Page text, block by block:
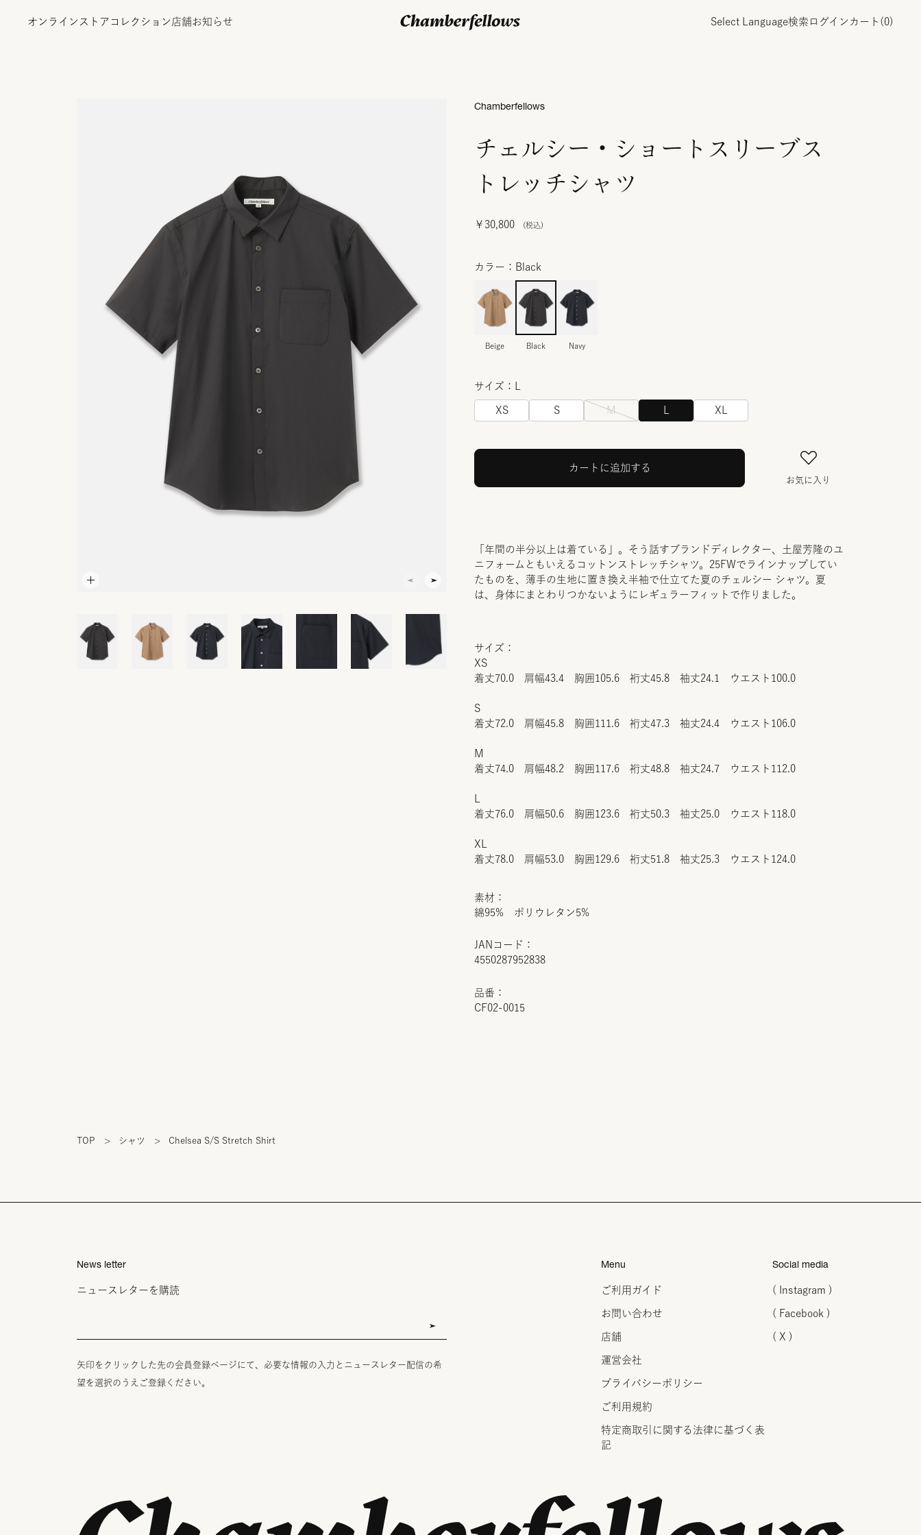
オンラインストア コレクション 店舗お知らせ Select Language検索 ログイン カート( 0)
チェルシー・ショートスリーブス
トレッチシャツ
￥30,800
JANコード：
4550287952838
品番：
CF02-0015
Chamberfellows
カラー：Black
Beige Black Navy
サイズ：L
XS S M XL
カートに追加する
お気に入り
「年間の半分以上は着ている」。そう話すブランドディレクター、土屋芳隆のユ
ニフォームともいえるコットンストレッチシャツ。25FWでラインナップしてい
たものを、薄手の生地に置き換え半袖で仕立てた夏のチェルシー シャツ。夏
は、身体にまとわりつかないようにレギュラーフィットで作りました。
サイズ：
XS
着丈70.0 肩幅43.4 胸囲105.6 裄丈45.8 袖丈24.1 ウエスト100.0
S
着丈72.0 肩幅45.8 胸囲111.6 裄丈47.3 袖丈24.4 ウエスト106.0
M
着丈74.0 肩幅48.2 胸囲117.6 裄丈48.8 袖丈24.7 ウエスト112.0
着丈76.0 肩幅50.6 胸囲123.6 裄丈50.3 袖丈25.0 ウエスト118.0
XL
着丈78.0 肩幅53.0 胸囲129.6 裄丈51.8 袖丈25.3 ウエスト124.0
素材：
綿95% ポリウレタン5%
TOP > シャツ > Chelsea S/S Stretch Shirt
News letter
ニュースレターを購読
矢印をクリックした先の会員登録ページにて、必要な情報の入力とニュースレター配信の希
望を選択のうえご登録ください。
Menu
ご利用ガイド
お問い合わせ
店舗
運営会社
プライバシーポリシー
ご利用規約
特定商取引に関する法律に 基づく表
記
Social media
( Instagram )
( Facebook )
( X )